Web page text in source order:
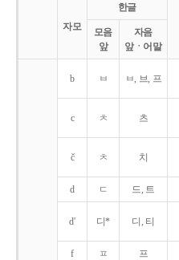
자모
한글
모음
앞
자음
앞ㆍ어말
b ㅂ ㅂ, 브, 프
c ㅊ 츠
č ㅊ 치
d ㄷ 드, 트
d' 디* 디, 티
f ㅍ 프